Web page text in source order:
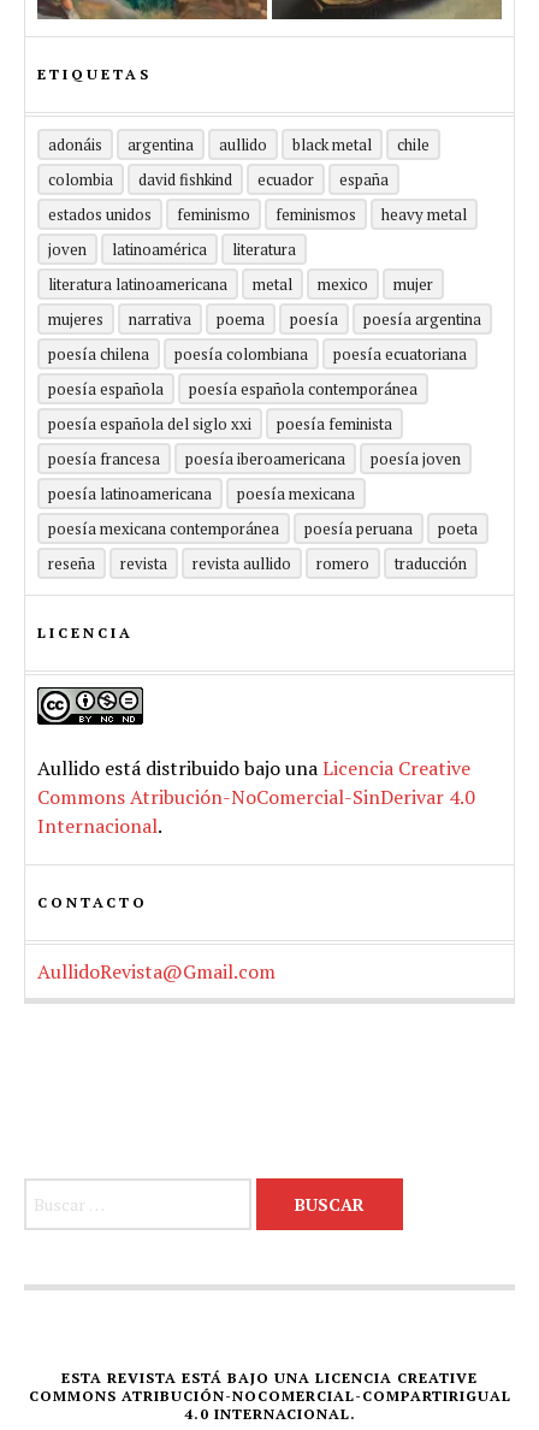
ETIQUETAS
adonáis argentina aullido black metal
chile
colombia
david fishkind ecuador
españa
estados unidos
feminismo feminismos
heavy metal
joven
latinoamérica
literatura
literatura latinoamericana
metal mexico
mujer
mujeres
narrativa poema poesía
poesía argentina
poesía chilena
poesía colombiana
poesía ecuatoriana
poesía española
poesía española contemporánea
poesía española del siglo xxi
poesía feminista
poesía francesa
poesía iberoamericana
poesía joven
poesía latinoamericana
poesía mexicana
poesía mexicana contemporánea
poesía peruana
poeta
reseña
revista revista aullido romero traducción
LICENCIA
Aullido está distribuido bajo unaLicencia Creative
Commons Atribución-NoComercial-SinDerivar 4.0
Internacional.
CONTACTO
AullidoRevista@Gmail.com
ESTA REVISTA ESTÁ BAJO UNA LICENCIA CREATIVE
COMMONS ATRIBUCIÓN-NOCOMERCIAL-COMPARTIRIGUAL
4.0 INTERNACIONAL.